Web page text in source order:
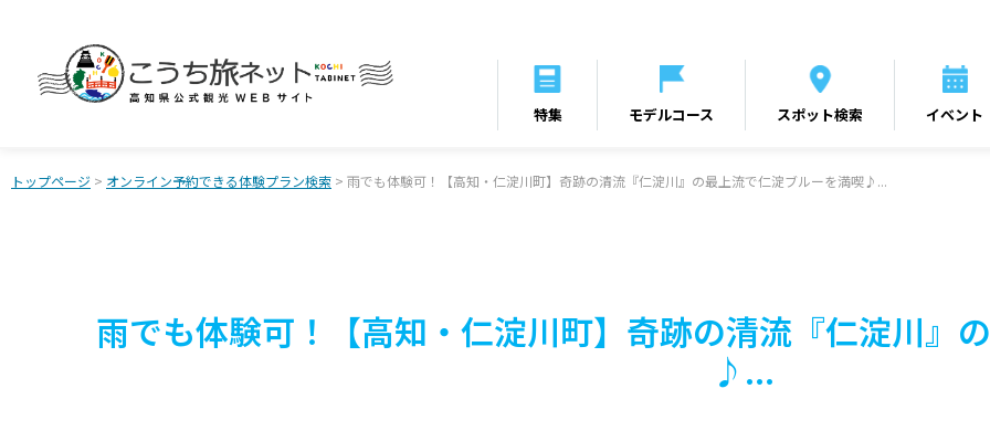
特集 モデルコース スポット検索 イベント
トップページ > オンライン予約できる体験プラン検索 > 雨でも体験可！【高知・仁淀川町】奇跡の清流『仁淀川』の最上流で仁淀ブルーを満喫♪...
雨でも体験可！【高知・仁淀川町】奇跡の清流『仁淀川』
♪...